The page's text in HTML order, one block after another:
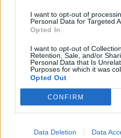
I want to opt-out of
Personal Data for Targeted
Opted In
I want to opt-out of
Retention, Sale, and/or
Personal Data that Is
Purposes for which it was
Opted Out
CONFIRM
Data Deletion Data